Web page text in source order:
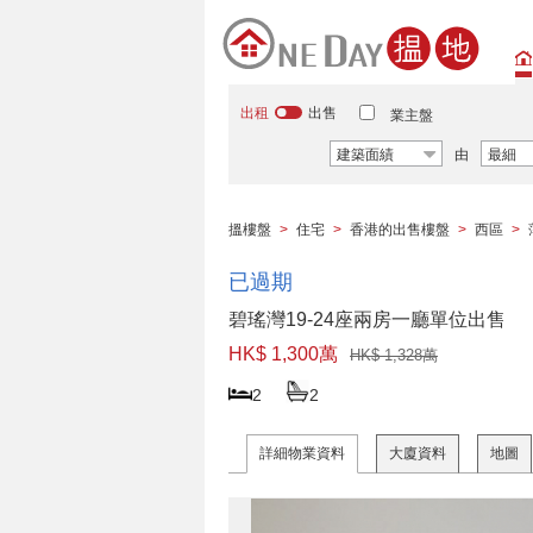
出租 出售 業主盤
建築面績 由 最細
搵樓盤 > 住宅 > 香港的出售樓盤 > 西區 >
已過期
碧瑤灣19-24座兩房一廳單位出售
HK$ 1,300萬
HK$ 1,328萬
2 2
詳細物業資料 大廈資料 地圖